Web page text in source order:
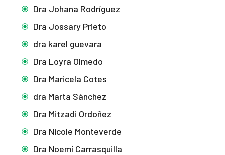
Dra Johana Rodríguez
Dra Jossary Prieto
dra karel guevara
Dra Loyra Olmedo
Dra Maricela Cotes
dra Marta Sánchez
Dra Mitzadi Ordoñez
Dra Nicole Monteverde
Dra Noemí Carrasquilla